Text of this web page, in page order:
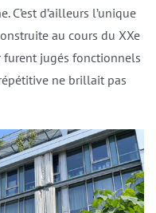
d’ailleurs l’unique
au cours du XXe
furent jugés fonctionnels
ne brillait pas